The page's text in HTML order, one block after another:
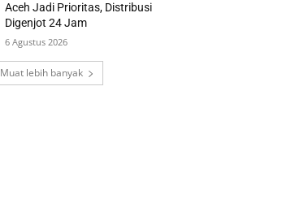
Aceh Jadi Prioritas, Distribusi
Digenjot 24 Jam
6 Agustus 2026
Muat lebih banyak